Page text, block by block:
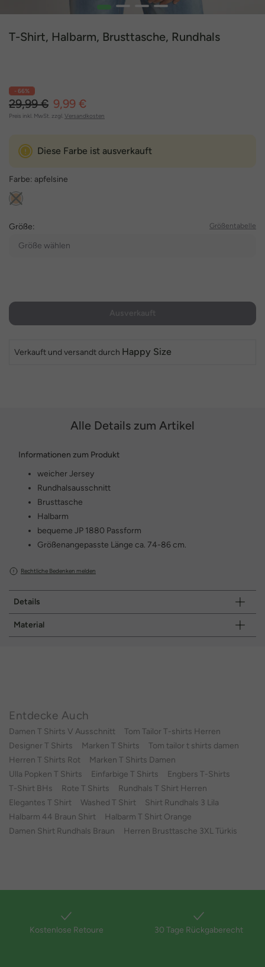
2 3 4
T-Shirt, Halbarm, Brusttasche, Rundhals
- 66%
29,99 € 9,99 €
Preis inkl. MwSt. zzgl. Versandkosten
Diese Farbe ist ausverkauft
Farbe: apfelsine
Größe: Größentabelle
Größe wählen
Verkauft und versandt durch Happy Size
Alle Details zum Artikel
Informationen zum Produkt
weicher Jersey
Rundhalsausschnitt
Brusttasche
Halbarm
bequeme JP 1880 Passform
Größenangepasste Länge ca. 74-86 cm.
Rechtliche Bedenken melden
Details
Material
Entdecke Auch
Damen T Shirts V Ausschnitt
Tom Tailor T-shirts Herren
Designer T Shirts
Marken T Shirts
Tom tailor t shirts damen
Herren T Shirts Rot
Marken T Shirts Damen
Ulla Popken T Shirts
Einfarbige T Shirts
Engbers T-Shirts
T-Shirt BHs
Rote T Shirts
Rundhals T Shirt Herren
Elegantes T Shirt
Washed T Shirt
Shirt Rundhals 3 Lila
Halbarm 44 Braun Shirt
Halbarm T Shirt Orange
Damen Shirt Rundhals Braun
Herren Brusttasche 3XL Türkis
Kostenlose Retoure 30 Tage Rückgaberecht